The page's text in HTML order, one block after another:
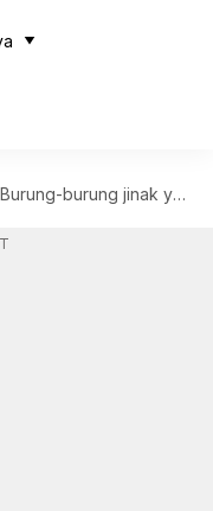
Burung-burung jinak yang cocok dijadikan hewan peliharaan